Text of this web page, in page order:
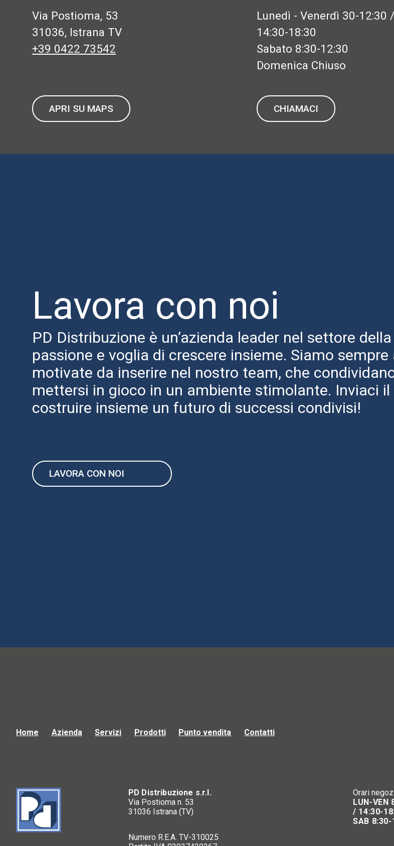
Via Postioma, 53
31036, Istrana TV
+39 0422 73542
Lunedì - Venerdì 30-12:30 /
14:30-18:30
Sabato 8:30-12:30
Domenica Chiuso
APRI SU MAPS CHIAMACI
Lavora con noi
PD Distribuzione è un’azienda leader nel settore
passione e voglia di crescere insieme. Siamo
motivate da inserire nel nostro team, che
mettersi in gioco in un ambiente stimolante. Inviaci
costruire insieme un futuro di successi condivisi!
LAVORA CON NOI
Home Azienda Servizi Prodotti Punto vendita Contatti
PD Distribuzione s.r.l.
Via Postioma n. 53
31036 Istrana (TV)
Numero R.E.A. TV-310025
Orari
LUN-VEN
/ 14:30-
SAB 8:30-